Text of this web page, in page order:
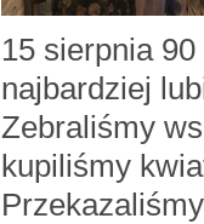
15 sierpnia
najbardziej
Zebraliśmy
kupiliśmy